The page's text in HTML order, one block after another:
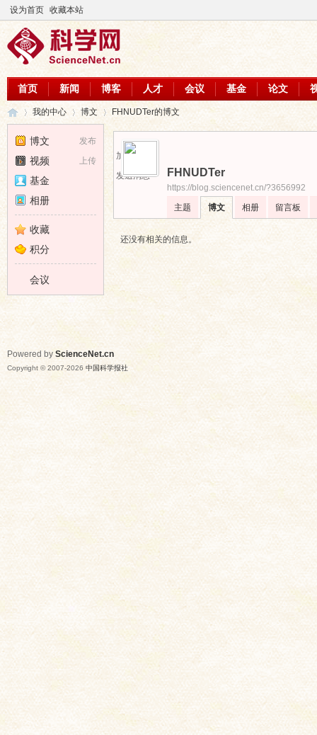
设为首页 收藏本站
首页 新闻 博客 人才 会议 基金 论文
›
我的中心 博文 FHNUDTer的博文
加为好友
发送消息
FHNUDTer
https://blog.sciencenet.cn/?3656992
主题
博文 相册 留言板
还没有相关的信息。
发布
博文
上传
视频
基金
相册
收藏
积分
会议
Powered by ScienceNet.cn
Copyright © 2007-2026 中国科学报社